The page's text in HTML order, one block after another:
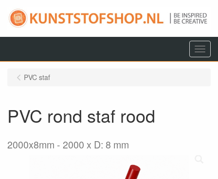
Menu
PVC staf
PVC rond staf rood
2000x8mm 2000 x D: 8 mm